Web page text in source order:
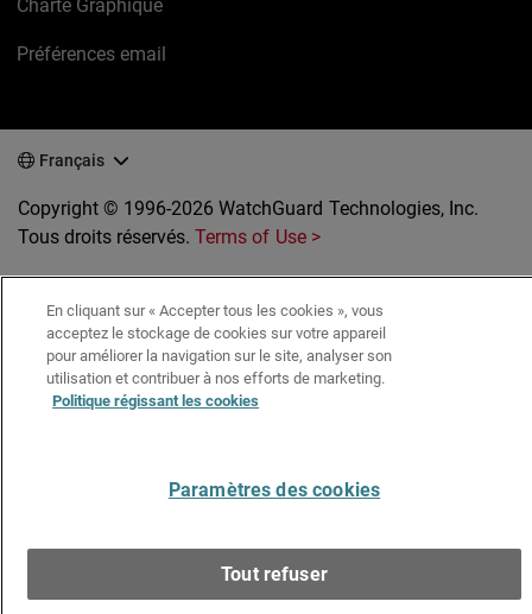
Charte Graphique
Préférences email
Français
Copyright © 1996-2026 WatchGuard Technologies, Inc.
Tous droits réservés.Terms of Use >
En cliquant sur « Accepter tous les cookies », vous
acceptez le stockage de cookies sur votre appareil
pour améliorer la navigation sur le site, analyser son
utilisation et contribuer à nos efforts de marketing.
Politique régissant les cookies
Paramètres des cookies
Tout refuser